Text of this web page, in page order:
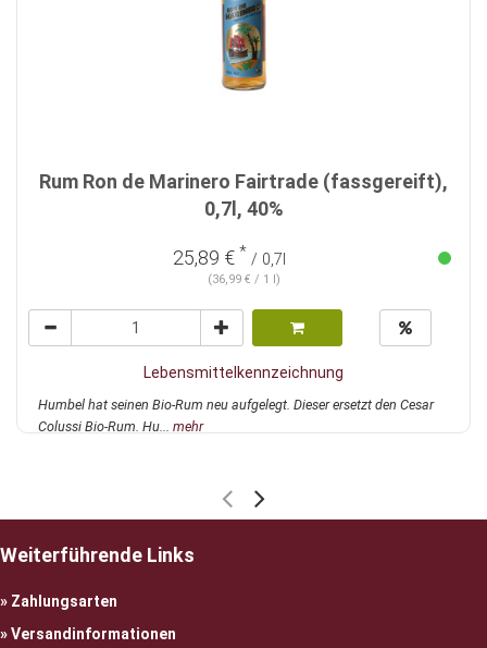
Rum Ron de Marinero Fairtrade (fassgereift),
0,7l, 40%
25,89 € * / 0,7l
(36,99 € / 1 l)
Lebensmittelkennzeichnung
Humbel hat seinen Bio-Rum neu aufgelegt. Dieser ersetzt den Cesar
Colussi Bio-Rum. Hu... mehr
Weiterführende Links
Zahlungsarten
Versandinformationen